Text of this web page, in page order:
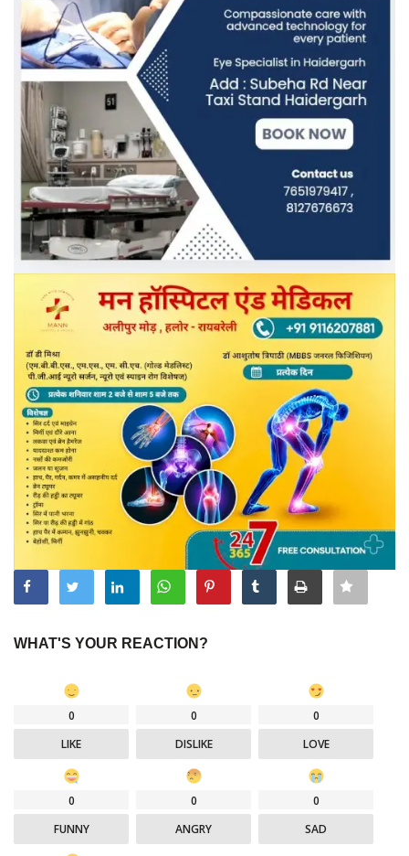
WHAT'S YOUR REACTION?
0
LIKE
0
DISLIKE
0
LOVE
0
FUNNY
0
ANGRY
0
SAD